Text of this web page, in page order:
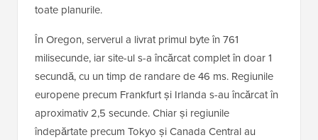
toate planurile.
În Oregon, serverul a livrat primul byte în 761
milisecunde, iar site-ul s-a încărcat complet în doar 1
secundă, cu un timp de randare de 46 ms. Regiunile
europene precum Frankfurt și Irlanda s-au încărcat în
aproximativ 2,5 secunde. Chiar și regiunile
îndepărtate precum Tokyo și Canada Central au